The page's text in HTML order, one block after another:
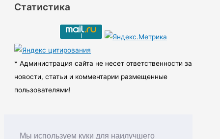
Мы используем куки для наилучшего
х
ы
Статистика
* Администрация сайта не несет ответственности за
новости, статьи и комментарии размещенные
пользователями!